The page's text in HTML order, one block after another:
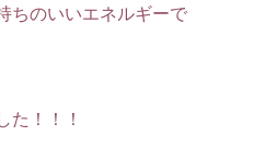
ちのいいエネルギーで
た！！！